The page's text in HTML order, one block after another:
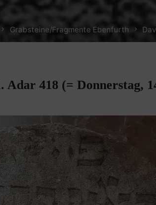
HomeGrabsteine/Fragmente Ebenfurth
Adar 418 (= Donnerstag,